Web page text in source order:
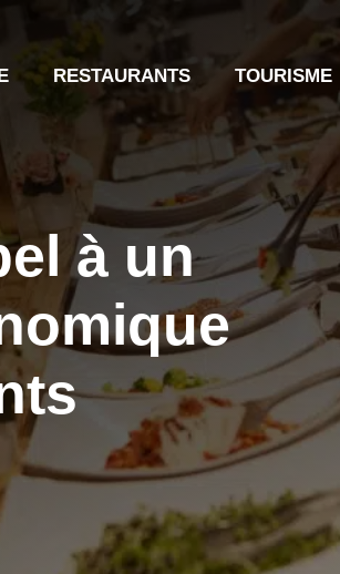
RESTAURANTS TOURISME
à un